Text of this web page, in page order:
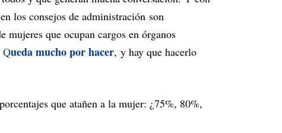
los consejos de administración son
que ocupan cargos en órganos
Queda mucho por hacer, y hay que hacerlo
que atañen a la mujer: ¿75%, 80%,